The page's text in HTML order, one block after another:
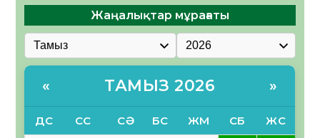
Жаңалықтар мұрағаты
« ТАМЫЗ 2026 »
ДС СС СӘ БС ЖМ СБ ЖС